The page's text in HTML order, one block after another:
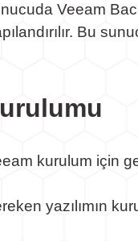
Veeam
Bu
kurulum için
yazılımın